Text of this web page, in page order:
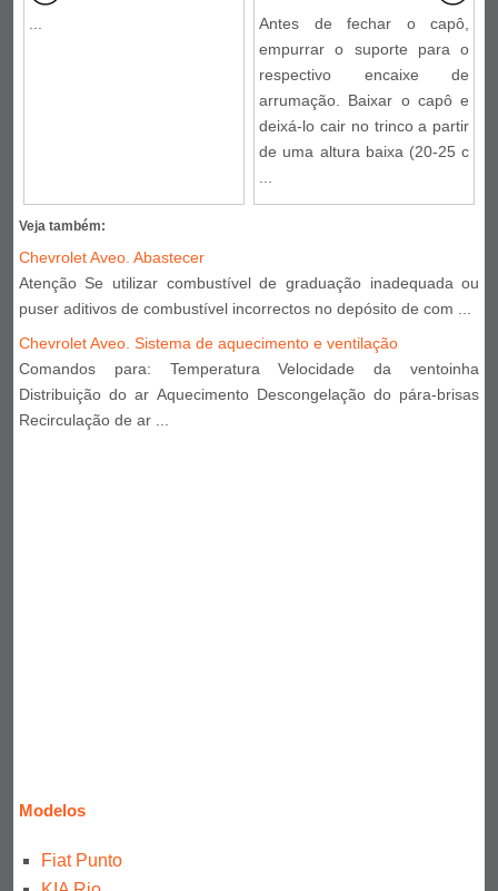
Antes de fechar o capô,
empurrar o suporte para o
respectivo encaixe de
arrumação. Baixar o capô e
deixá-lo cair no trinco a partir
de uma altura baixa (20-25 c
Veja também:
Chevrolet Aveo. Abastecer
Atenção Se utilizar combustível de graduação inadequada ou
puser aditivos de combustível incorrectos no depósito de com ...
Chevrolet Aveo. Sistema de aquecimento e ventilação
Comandos para: Temperatura Velocidade da ventoinha
Distribuição do ar Aquecimento Descongelação do pára-brisas
Recirculação de ar ...
Modelos
Fiat Punto